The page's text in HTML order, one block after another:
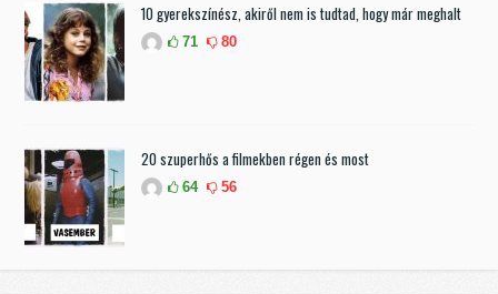
10 gyerekszínész, akiről nem is tudtad, hogy már meghalt
71 80
20 szuperhős a filmekben régen és most
64 56